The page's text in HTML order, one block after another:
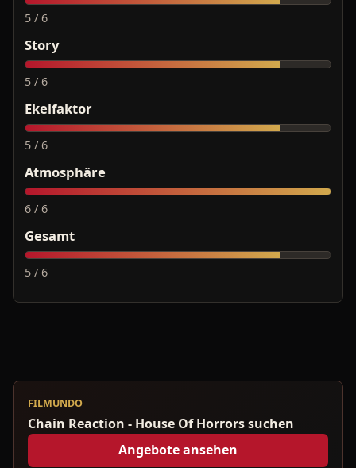
5 / 6
Story
5 / 6
Ekelfaktor
5 / 6
Atmosphäre
6 / 6
Gesamt
5 / 6
FILMUNDO
Chain Reaction - House Of Horrors suchen
Angebote ansehen